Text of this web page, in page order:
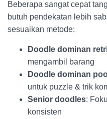
Beberapa sangat cepat
butuh pendekatan lebih
sesuaikan metode:
Doodle dominan
mengambil barang
Doodle dominan
untuk puzzle & trik
Senior doodles:
konsisten